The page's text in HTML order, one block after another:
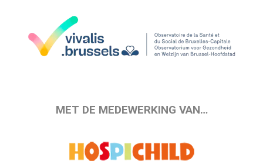
MET DE MEDEWERKING VAN…